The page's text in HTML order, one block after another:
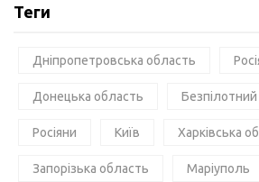
Теги
Дніпропетровська область
Донецька область
Росіяни Київ Харківська
Запорізька область Маріуполь